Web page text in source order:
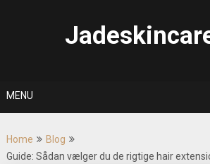
MENU
Home
Blog
Guide: Sådan vælger du de rigtige hair